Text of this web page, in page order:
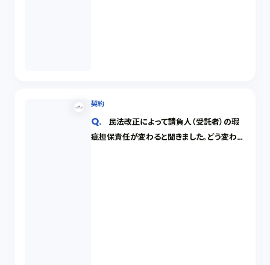
契約
民法改正によって請負人（受託者）の瑕
疵担保責任が変わると聞きました。どう変わる